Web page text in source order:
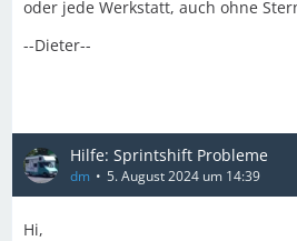
oder jede Werkstatt, auch ohne
--Dieter--
Hilfe: Sprintshift Probleme
dm 5. August 2024 um 14:39
Hi,